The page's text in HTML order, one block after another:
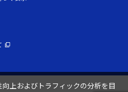
上およびトラフィックの分析を目